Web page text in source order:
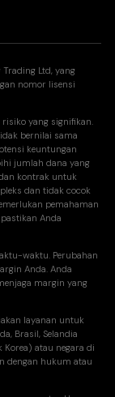
Ltd, yang
nomor lisensi
yang signifikan.
bernilai sama
keuntungan
jumlah dana yang
kontrak untuk
dan tidak cocok
pemahaman
Anda
waktu. Perubahan
Anda. Anda
margin yang
layanan untuk
Brasil, Selandia
Korea) atau negara di
dengan hukum atau